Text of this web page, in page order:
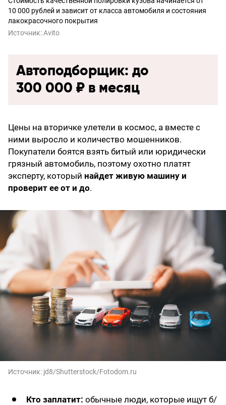
10 000 рублей и зависит от класса автомобиля и состояния
лакокрасочного покрытия
Источник:Avito
Автоподборщик: до
300 000 ₽ в месяц
Цены на вторичке улетели в космос, а вместе с
ними выросло и количество мошенников.
Покупатели боятся взять битый или юридически
грязный автомобиль, поэтому охотно платят
эксперту, который найдет живую машину и
проверит ее от и до.
Источник: jd8/Shutterstock/Fotodom.ru
Кто заплатит: обычные люди, которые ищут б/